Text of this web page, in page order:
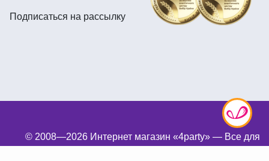
Подписаться на рассылку
© 2008—2026 Интернет магазин «4party» — Все для